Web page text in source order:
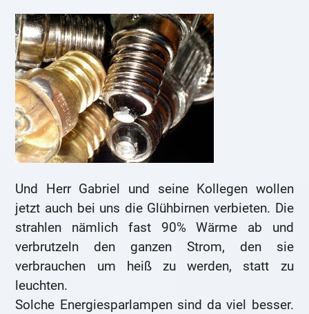
Und Herr Gabriel und seine Kollegen wollen
jetzt auch bei uns die Glühbirnen verbieten. Die
strahlen nämlich fast 90% Wärme ab und
verbrutzeln den ganzen Strom, den sie
verbrauchen um heiß zu werden, statt zu
leuchten.
Solche Energiesparlampen sind da viel besser.